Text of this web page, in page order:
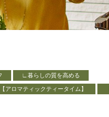
∟暮らしの質を高める
【アロマティックティータイム】